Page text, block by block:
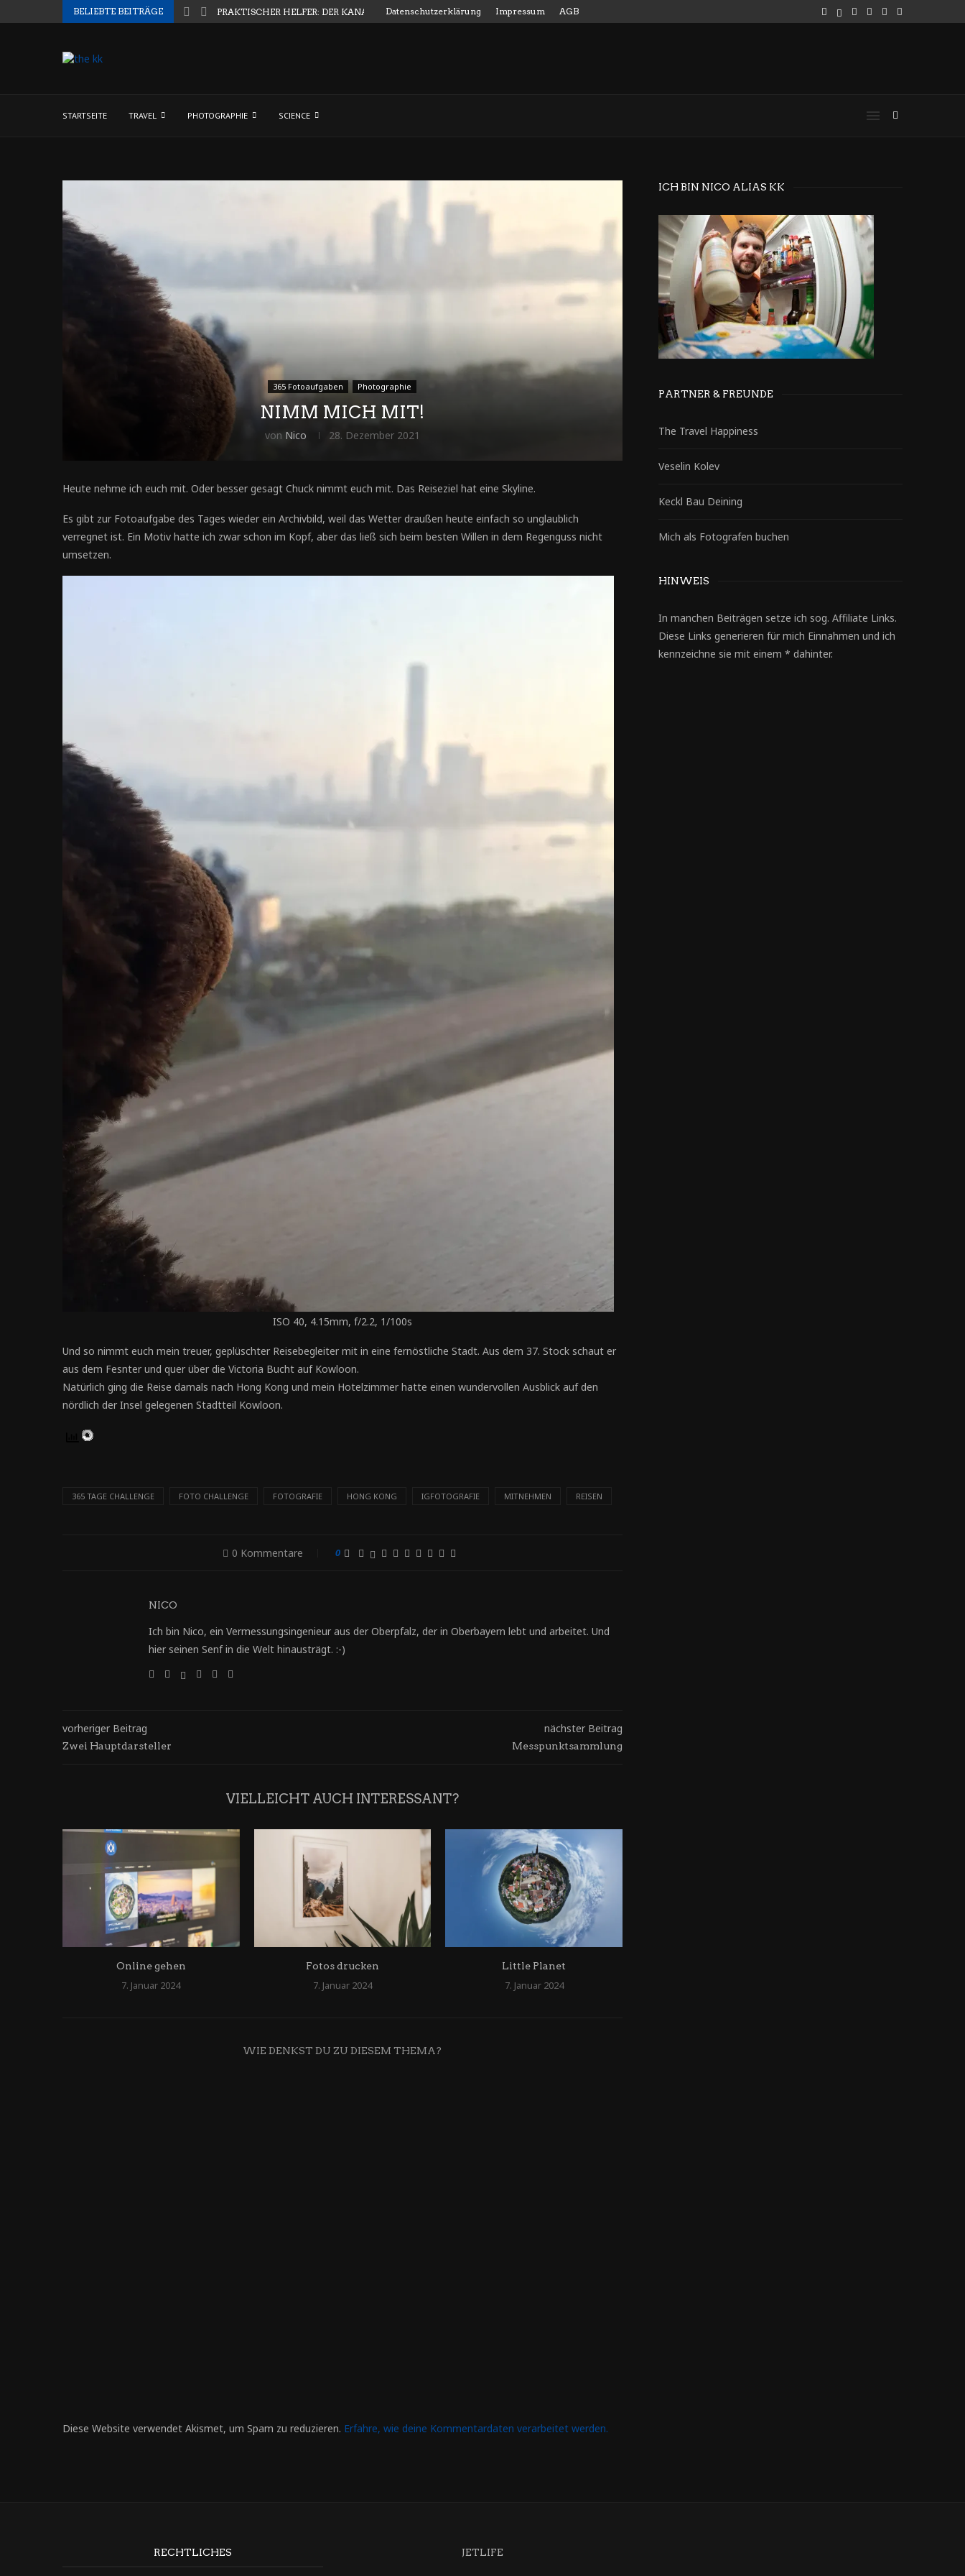
BELIEBTE BEITRÄGE PRAKTISCHER HELFER: DER KANALMESSSTABDatenschutzerklärung Impressum AGB
STARTSEITE TRAVEL PHOTOGRAPHIE SCIENCE
365 Fotoaufgaben Photographie
NIMM MICH MIT!
von Nico 28. Dezember 2021
Heute nehme ich euch mit. Oder besser gesagt Chuck nimmt euch mit. Das Reiseziel hat eine Skyline.
Es gibt zur Fotoaufgabe des Tages wieder ein Archivbild, weil das Wetter draußen heute einfach so unglaublich
verregnet ist. Ein Motiv hatte ich zwar schon im Kopf, aber das ließ sich beim besten Willen in dem Regenguss nicht
umsetzen.
ISO 40, 4.15mm, f/2.2, 1/100s
Und so nimmt euch mein treuer, geplüschter Reisebegleiter mit in eine fernöstliche Stadt. Aus dem 37. Stock schaut er
aus dem Fesnter und quer über die Victoria Bucht auf Kowloon.
Natürlich ging die Reise damals nach Hong Kong und mein Hotelzimmer hatte einen wundervollen Ausblick auf den
nördlich der Insel gelegenen Stadtteil Kowloon.
365 TAGE CHALLENGE FOTO CHALLENGE FOTOGRAFIE HONG KONG IGFOTOGRAFIE MITNEHMEN REISEN
0 Kommentare 0
NICO
Ich bin Nico, ein Vermessungsingenieur aus der Oberpfalz, der in Oberbayern lebt und arbeitet. Und
hier seinen Senf in die Welt hinausträgt. :-)
vorheriger Beitrag
Zwei Hauptdarsteller
nächster Beitrag
Messpunktsammlung
VIELLEICHT AUCH INTERESSANT?
Online gehen
7. Januar 2024
Fotos drucken
7. Januar 2024
Little Planet
7. Januar 2024
WIE DENKST DU ZU DIESEM THEMA?
Diese Website verwendet Akismet, um Spam zu reduzieren. Erfahre, wie deine Kommentardaten verarbeitet werden.
ICH BIN NICO ALIAS KK
PARTNER & FREUNDE
The Travel Happiness
Veselin Kolev
Keckl Bau Deining
Mich als Fotografen buchen
HINWEIS
In manchen Beiträgen setze ich sog. Affiliate Links.
Diese Links generieren für mich Einnahmen und ich
kennzeichne sie mit einem * dahinter.
RECHTLICHES JETLIFE